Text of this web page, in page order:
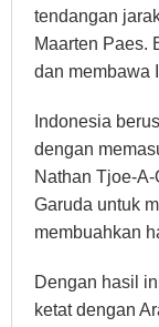
tendangan
Maarten Paes.
dan membawa
Indonesia
dengan
Nathan Tjoe-
Garuda untuk
membuahkan
Dengan hasil
ketat dengan